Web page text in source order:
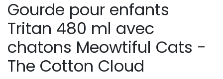
Gourde pour enfants
Tritan 480 ml avec
chatons Meowtiful Cats -
The Cotton Cloud